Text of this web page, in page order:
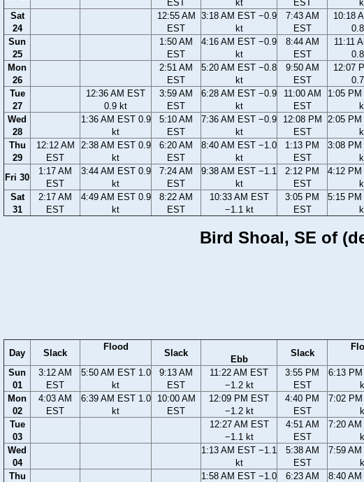
EST
kt
EST
Sat
24
12:55 AM
EST
3:18 AM EST −0.9
kt
7:43 AM
EST
10:18
Sun
25
1:50 AM
EST
4:16 AM EST −0.9
kt
8:44 AM
EST
11:11
Mon
26
2:51 AM
EST
5:20 AM EST −0.8
kt
9:50 AM
EST
12:07
Tue
27
12:36 AM EST
0.9 kt
3:59 AM
EST
6:28 AM EST −0.9
kt
11:00 AM
EST
1:05
Wed
28
1:36 AM EST 0.9
kt
5:10 AM
EST
7:36 AM EST −0.9
kt
12:08 PM
EST
2:05
Thu
29
12:12 AM
EST
2:38 AM EST 0.9
kt
6:20 AM
EST
8:40 AM EST −1.0
kt
1:13 PM
EST
3:08
Fri 30
1:17 AM
EST
3:44 AM EST 0.9
kt
7:24 AM
EST
9:38 AM EST −1.1
kt
2:12 PM
EST
4:12
Sat
31
2:17 AM
EST
4:49 AM EST 0.9
kt
8:22 AM
EST
10:33 AM EST
−1.1 kt
3:05 PM
EST
5:15
Bird Shoal, SE of
Day Slack
Flood
Slack
Ebb
Slack
Sun
01
3:12 AM
EST
5:50 AM EST 1.0
kt
9:13 AM
EST
11:22 AM EST
−1.2 kt
3:55 PM
EST
6:13
Mon
02
4:03 AM
EST
6:39 AM EST 1.0
kt
10:00 AM
EST
12:09 PM EST
−1.2 kt
4:40 PM
EST
7:02
Tue
03
12:27 AM EST
−1.1 kt
4:51 AM
EST
7:20
Wed
04
1:13 AM EST −1.1
kt
5:38 AM
EST
7:59
Thu
1:58 AM EST −1.0
6:23 AM
8:40